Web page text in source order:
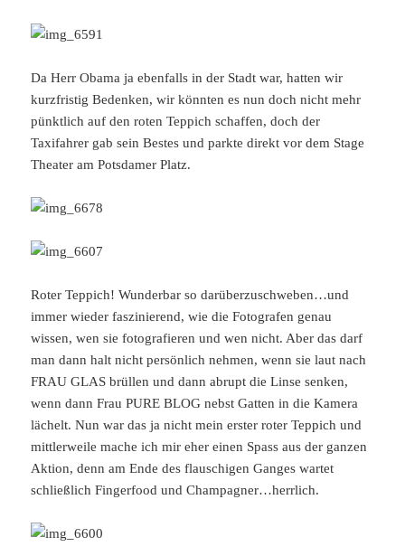
Da Herr Obama ja ebenfalls in der Stadt war, hatten wir
kurzfristig Bedenken, wir könnten es nun doch nicht mehr
pünktlich auf den roten Teppich schaffen, doch der
Taxifahrer gab sein Bestes und parkte direkt vor dem Stage
Theater am Potsdamer Platz.
Roter Teppich! Wunderbar so darüberzuschweben…und
immer wieder faszinierend, wie die Fotografen genau
wissen, wen sie fotografieren und wen nicht. Aber das darf
man dann halt nicht persönlich nehmen, wenn sie laut nach
FRAU GLAS brüllen und dann abrupt die Linse senken,
wenn dann Frau PURE BLOG nebst Gatten in die Kamera
lächelt. Nun war das ja nicht mein erster roter Teppich und
mittlerweile mache ich mir eher einen Spass aus der ganzen
Aktion, denn am Ende des flauschigen Ganges wartet
schließlich Fingerfood und Champagner…herrlich.